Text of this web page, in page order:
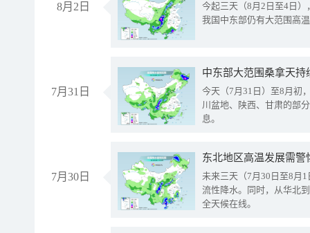
8月2日
今起三天（8月2日至4日
我国中东部仍有大范围高
7月31日
中东部大范围桑拿天
今天（7月31日）至8月初
川盆地、陕西、甘肃的部
息。
7月30日
东北地区高温发展需
未来三天（7月30日至8月
流性降水。同时，从华北
全天候在线。